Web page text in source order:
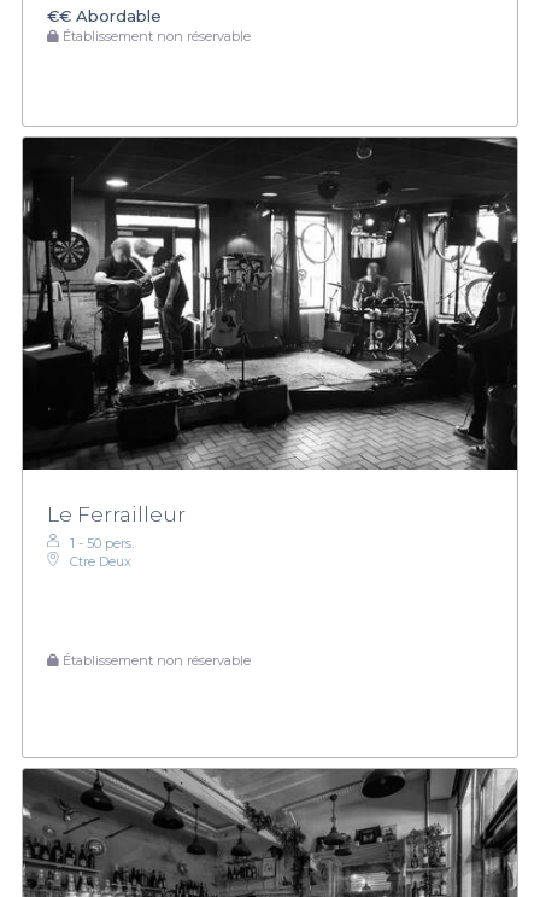
€€ Abordable
Établissement non réservable
Le Ferrailleur
1 - 50 pers.
Ctre Deux
Établissement non réservable